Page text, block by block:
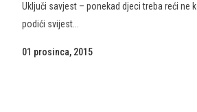
Uključi savjest – ponekad djeci treba reći ne
podići svijest...
01 prosinca, 2015